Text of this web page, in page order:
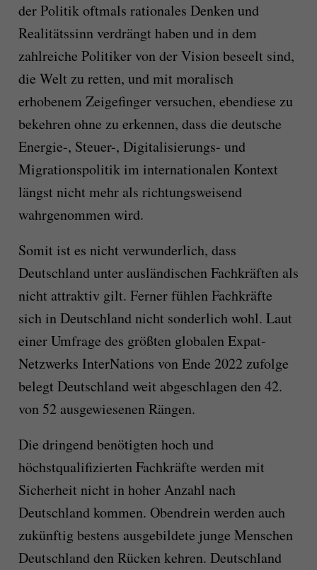
der Politik oftmals rationales Denken und
Realitätssinn verdrängt haben und in dem
zahlreiche Politiker von der Vision beseelt sind,
die Welt zu retten, und mit moralisch
erhobenem Zeigefinger versuchen, ebendiese zu
bekehren ohne zu erkennen, dass die deutsche
Energie-, Steuer-, Digitalisierungs- und
Migrationspolitik im internationalen Kontext
längst nicht mehr als richtungsweisend
wahrgenommen wird.
Somit ist es nicht verwunderlich, dass
Deutschland unter ausländischen Fachkräften als
nicht attraktiv gilt. Ferner fühlen Fachkräfte
sich in Deutschland nicht sonderlich wohl. Laut
einer Umfrage des größten globalen Expat-
Netzwerks InterNations von Ende 2022 zufolge
belegt Deutschland weit abgeschlagen den 42.
von 52 ausgewiesenen Rängen.
Die dringend benötigten hoch und
höchstqualifizierten Fachkräfte werden mit
Sicherheit nicht in hoher Anzahl nach
Deutschland kommen. Obendrein werden auch
zukünftig bestens ausgebildete junge Menschen
Deutschland den Rücken kehren. Deutschland